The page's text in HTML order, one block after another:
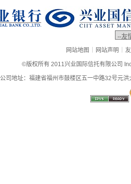
网站地图 | 网站声明 |
©版权所有 2011兴业国际信托有限公司
公司地址：福建省福州市鼓楼区五一中路32号元